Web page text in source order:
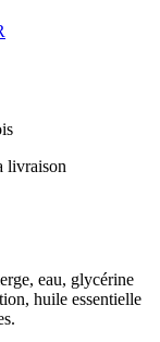
livraison
eau, glycérine
huile essentielle